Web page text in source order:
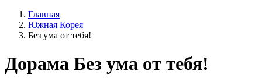
Главная
Южная Корея
Без ума от тебя!
Дорама Без ума от тебя!